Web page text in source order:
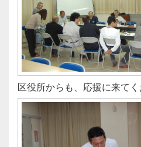
区役所からも、応援に来て